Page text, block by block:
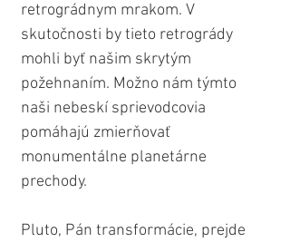
retrográdnym mrakom. V
skutočnosti by tieto retrogrády
mohli byť našim skrytým
požehnaním. Možno nám týmto
naši nebeskí sprievodcovia
pomáhajú zmierňovať
monumentálne planetárne
prechody.
Pluto, Pán transformácie, prejde